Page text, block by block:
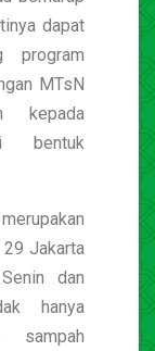
dapat
program
MTsN
kepada
bentuk
Jakarta
dan
hanya
sampah